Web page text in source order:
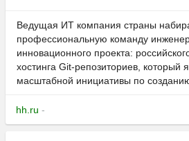
Ведущая ИТ компания страны
профессиональную команду
инновационного проекта:
хостинга Git-репозиториев, который
масштабной инициативы по
hh.ru -